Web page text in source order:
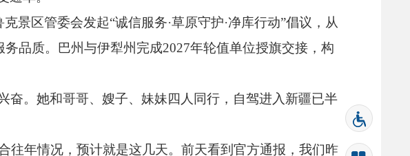
景区管委会发起“诚信服务·草原守护·净库行动”倡议， 从
品质。 巴州与伊犁州完成2027年轮值单位授旗交接， 构
奋。她和哥哥、嫂子、妹妹四人同行， 自驾进入新疆已半
往年情况，预计就是这几天。前天看到官方通报，我们昨